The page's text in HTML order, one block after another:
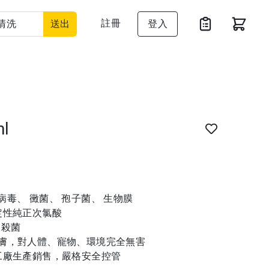
送出 註冊 登入
毒、 黴菌、 孢子菌、 生物膜
性純正次氯酸
菌
，對人體、寵物、環境完全無害
生產銷售，嚴格安全控管